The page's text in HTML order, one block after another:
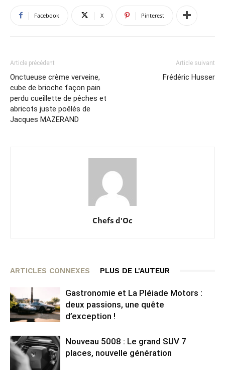
Facebook X Pinterest
Article précédent
Onctueuse crème verveine,
cube de brioche façon pain
perdu cueillette de pêches et
abricots juste poêlés de
Jacques MAZERAND
Article suivant
Frédéric Husser
Chefs d'Oc
ARTICLES CONNEXES PLUS DE L'AUTEUR
Gastronomie et La Pléiade Motors :
deux passions, une quête
d’exception !
Nouveau 5008 : Le grand SUV 7
places, nouvelle génération